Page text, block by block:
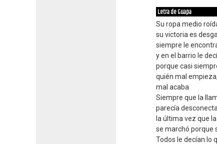
Letra de Guapa
Su ropa medio
su victoria es
siempre le
y en el barrio le
porque casi
quién mal
mal acaba
Siempre que la
parecía
la última vez que la
se marchó porque
Todos le decían lo